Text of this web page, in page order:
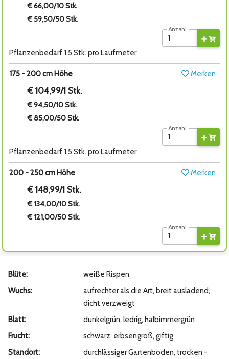
€ 66,00/10 Stk.
€ 59,50/50 Stk.
Anzahl
Pflanzenbedarf 1,5 Stk. pro Laufmeter
175 - 200 cm Höhe Merken
€ 104,99/1 Stk.
€ 94,50/10 Stk.
€ 85,00/50 Stk.
Anzahl
Pflanzenbedarf 1,5 Stk. pro Laufmeter
200 - 250 cm Höhe Merken
€ 148,99/1 Stk.
€ 134,00/10 Stk.
€ 121,00/50 Stk.
Anzahl
Blüte:
weiße Rispen
Wuchs:
aufrechter als die Art, breit ausladend,
dicht verzweigt
Blatt:
dunkelgrün, ledrig, halbimmergrün
Frucht:
schwarz, erbsengroß, giftig
Standort:
durchlässiger Gartenboden, trocken -